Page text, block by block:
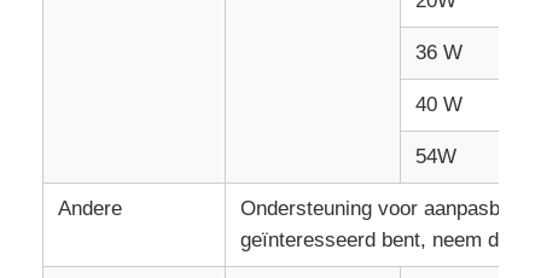
36 W
40 W
54W
Andere
Ondersteuning voor aanpasbare
geïnteresseerd bent, neem dan